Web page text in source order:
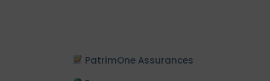
PatrimOne Assurances